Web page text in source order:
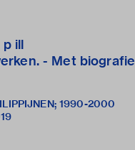
p ill
- Met biografie
1990-2000